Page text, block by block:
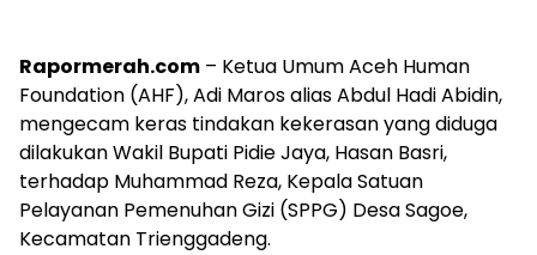
Rapormerah.com – Ketua Umum Aceh Human
Foundation (AHF), Adi Maros alias Abdul Hadi Abidin,
mengecam keras tindakan kekerasan yang diduga
dilakukan Wakil Bupati Pidie Jaya, Hasan Basri,
terhadap Muhammad Reza, Kepala Satuan
Pelayanan Pemenuhan Gizi (SPPG) Desa Sagoe,
Kecamatan Trienggadeng.